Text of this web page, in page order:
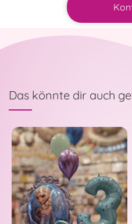
Das könnte dir auch